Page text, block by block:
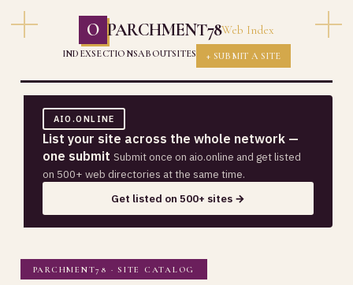
O PARCHMENT78Web Index
INDEXSECTIONSABOUTSITES + SUBMIT A SITE
AIO.ONLINE
List your site across the whole network —
one submit Submit once on aio.online and get listed
on 500+ web directories at the same time.
Get listed on 500+ sites →
PARCHMENT78 · SITE CATALOG